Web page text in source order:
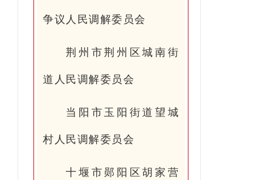
争议人民调解委员会
荆州市荆州区城南街
道人民调解委员会
当阳市玉阳街道望城
村人民调解委员会
十堰市郧阳区胡家营